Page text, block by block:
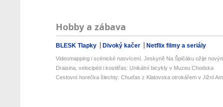
Hobby a zábava
BLESK Tlapky Divoký kačer Netflix filmy a seriály
Videomapping i scénické nasvícení. Jeskyně Na Špičáku ožije
Draisina, velocipéd i kostitřas: Unikátní bicykly v Muzeu Chodska
Cestovní horečka šlechty: Chuďas z Klatovska otrokářem v Jižní